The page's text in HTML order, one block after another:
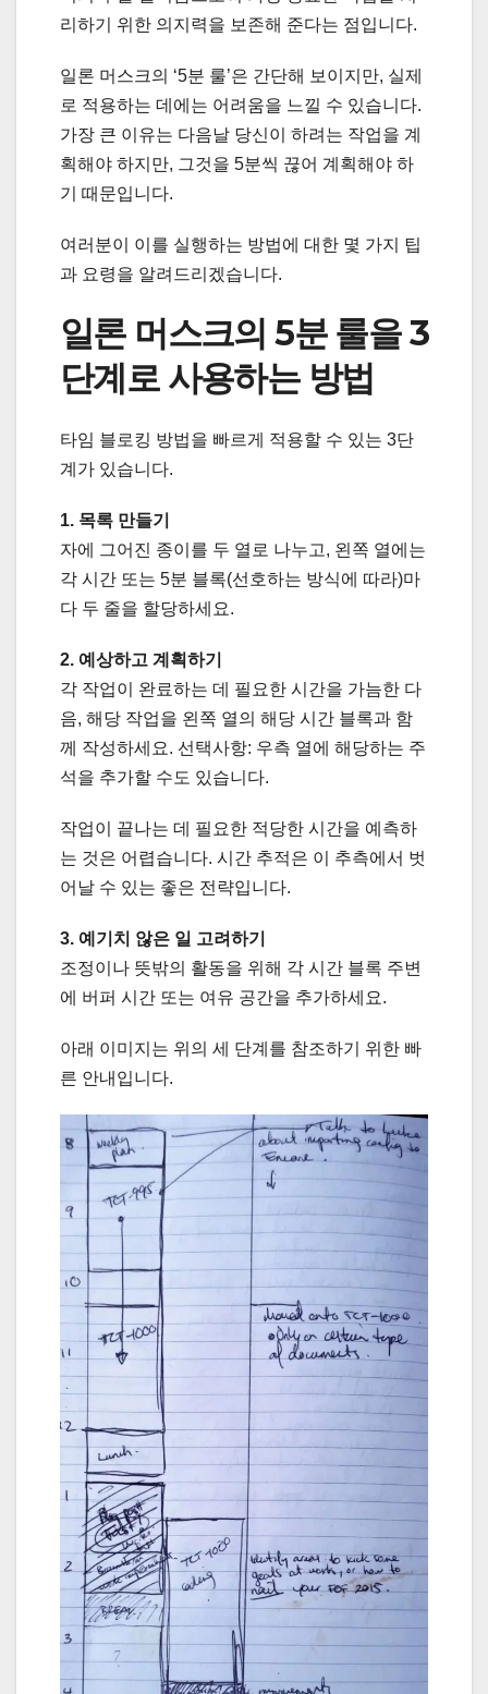
리하기 위한 의지력을 보존해 준다는 점입니다.
일론 머스크의 ‘5분 룰’은 간단해 보이지만, 실제
로 적용하는 데에는 어려움을 느낄 수 있습니다.
가장 큰 이유는 다음날 당신이 하려는 작업을 계
획해야 하지만, 그것을 5분씩 끊어 계획해야 하
기 때문입니다.
여러분이 이를 실행하는 방법에 대한 몇 가지 팁
과 요령을 알려드리겠습니다.
일론 머스크의 5분 룰을 3
단계로 사용하는 방법
타임 블로킹 방법을 빠르게 적용할 수 있는 3단
계가 있습니다.
1. 목록 만들기
자에 그어진 종이를 두 열로 나누고, 왼쪽 열에는
각 시간 또는 5분 블록(선호하는 방식에 따라)마
다 두 줄을 할당하세요.
2. 예상하고 계획하기
각 작업이 완료하는 데 필요한 시간을 가늠한 다
음, 해당 작업을 왼쪽 열의 해당 시간 블록과 함
께 작성하세요. 선택사항: 우측 열에 해당하는 주
석을 추가할 수도 있습니다.
작업이 끝나는 데 필요한 적당한 시간을 예측하
는 것은 어렵습니다. 시간 추적은 이 추측에서 벗
어날 수 있는 좋은 전략입니다.
3. 예기치 않은 일 고려하기
조정이나 뜻밖의 활동을 위해 각 시간 블록 주변
에 버퍼 시간 또는 여유 공간을 추가하세요.
아래 이미지는 위의 세 단계를 참조하기 위한 빠
른 안내입니다.